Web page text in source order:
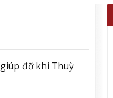
đỡ khi Thuỳ